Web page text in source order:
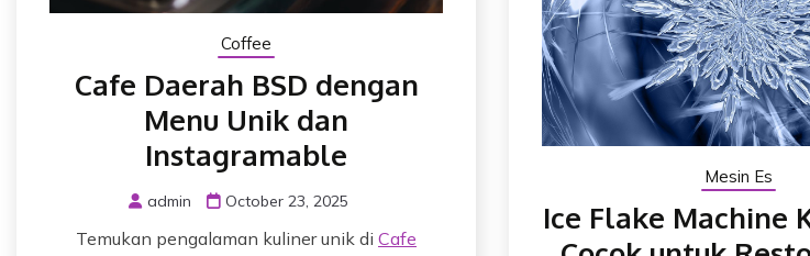
Coffee
Cafe Daerah BSD dengan
Menu Unik dan
Instagramable
admin October 23, 2025
Temukan pengalaman kuliner unik di Cafe
Mesin Es
Ice Flake Machine